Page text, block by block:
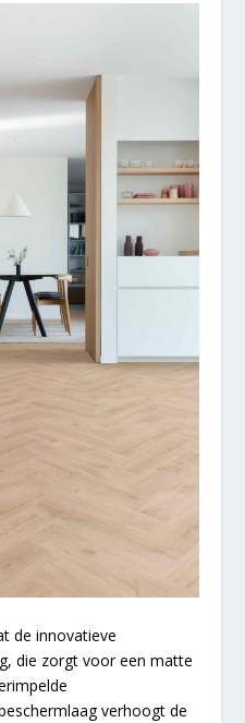
de innovatieve
die zorgt voor een matte
verhoogt de